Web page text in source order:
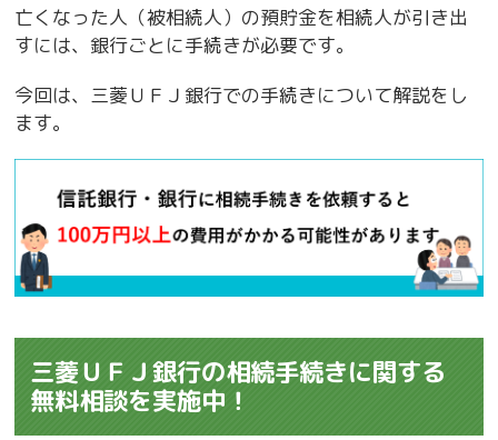
亡くなった人（被相続人）の預貯金を相続人が引き出
すには、銀行ごとに手続きが必要です。
今回は、三菱ＵＦＪ銀行での手続きについて解説をし
ます。
三菱ＵＦＪ銀行の相続手続きに関する
無料相談を実施中！